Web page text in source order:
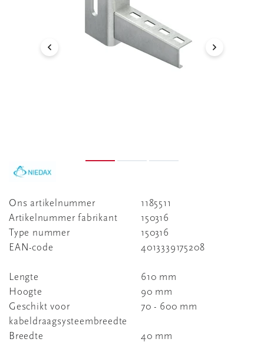
Ons artikelnummer
1185511
Artikelnummer fabrikant
150316
Type nummer
150316
EAN-code
4013339175208
Lengte
610 mm
Hoogte
90 mm
Geschikt voor
kabeldraagsysteembreedte
70 - 600 mm
Breedte
40 mm